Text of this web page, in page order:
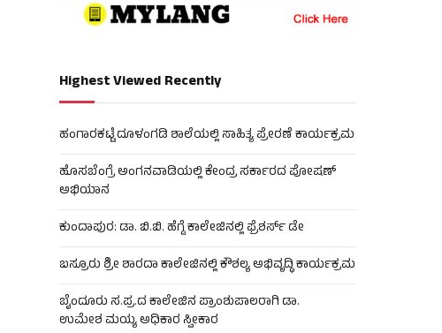
Highest Viewed Recently
ಹಂಗಾರಕಟ್ಟೆ ದೂಳಂಗಡಿ ಶಾಲೆಯಲ್ಲಿ ಸಾಹಿತ್ಯ ಪ್ರೇರಣೆ ಕಾರ್ಯಕ್ರಮ
ಹೊಸಬೆಂಗ್ರೆ ಅಂಗನವಾಡಿಯಲ್ಲಿ ಕೇಂದ್ರ ಸರ್ಕಾರದ ಪೋಷಣ್
ಅಭಿಯಾನ
ಕುಂದಾಪುರ: ಡಾ. ಬಿ.ಬಿ. ಹೆಗ್ಡೆ ಕಾಲೇಜಿನಲ್ಲಿ ಫ್ರೆಶರ್ಸ್ ಡೇ
ಬಸ್ರೂರು ಶ್ರೀ ಶಾರದಾ ಕಾಲೇಜಿನಲ್ಲಿ ಕೌಶಲ್ಯ ಅಭಿವೃದ್ಧಿ ಕಾರ್ಯಕ್ರಮ
ಬೈಂದೂರು ಸ.ಪ್ರ.ದ ಕಾಲೇಜಿನ ಪ್ರಾಂಶುಪಾಲರಾಗಿ ಡಾ.
ಉಮೇಶ ಮಯ್ಯ ಅಧಿಕಾರ ಸ್ವೀಕಾರ